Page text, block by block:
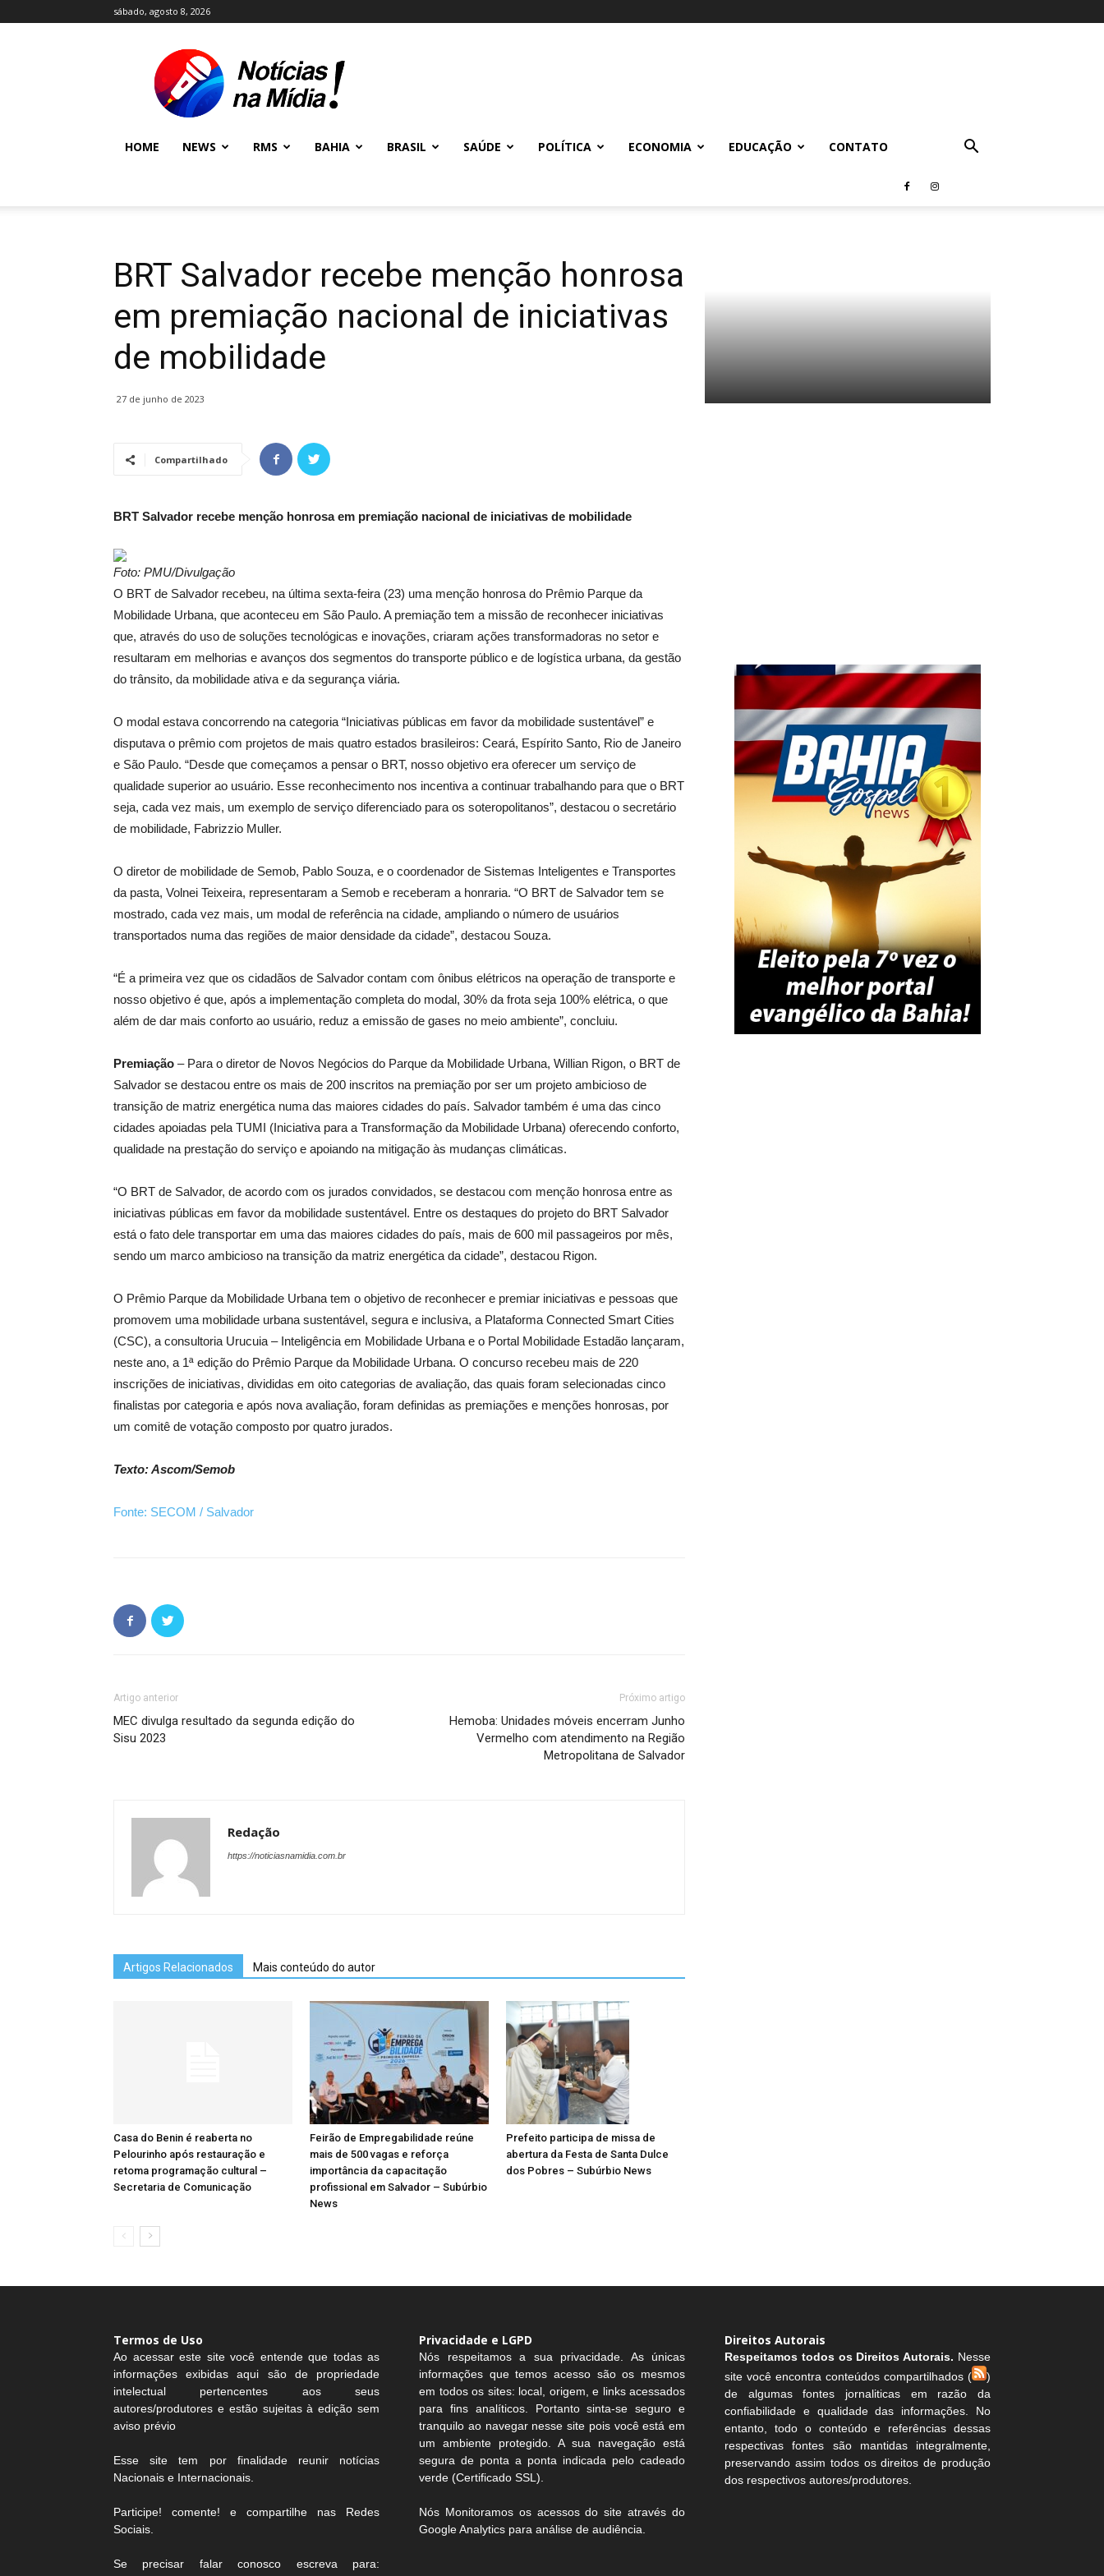
sábado, agosto 8, 2026
NOTÍCIAS
NA
MÍDIA
NEWS
HOME NEWS RMS BAHIA BRASIL SAÚDE POLÍTICA ECONOMIA EDUCAÇÃO CONTATO
BRT Salvador recebe menção honrosa
em premiação nacional de iniciativas
de mobilidade
27 de junho de 2023
Compartilhado
BRT Salvador recebe menção honrosa em premiação nacional de iniciativas de mobilidade
Foto: PMU/Divulgação
O BRT de Salvador recebeu, na última sexta-feira (23) uma menção honrosa do Prêmio Parque da
Mobilidade Urbana, que aconteceu em São Paulo. A premiação tem a missão de reconhecer iniciativas
que, através do uso de soluções tecnológicas e inovações, criaram ações transformadoras no setor e
resultaram em melhorias e avanços dos segmentos do transporte público e de logística urbana, da gestão
do trânsito, da mobilidade ativa e da segurança viária.
O modal estava concorrendo na categoria “Iniciativas públicas em favor da mobilidade sustentável” e
disputava o prêmio com projetos de mais quatro estados brasileiros: Ceará, Espírito Santo, Rio de Janeiro
e São Paulo. “Desde que começamos a pensar o BRT, nosso objetivo era oferecer um serviço de
qualidade superior ao usuário. Esse reconhecimento nos incentiva a continuar trabalhando para que o BRT
seja, cada vez mais, um exemplo de serviço diferenciado para os soteropolitanos”, destacou o secretário
de mobilidade, Fabrizzio Muller.
O diretor de mobilidade de Semob, Pablo Souza, e o coordenador de Sistemas Inteligentes e Transportes
da pasta, Volnei Teixeira, representaram a Semob e receberam a honraria. “O BRT de Salvador tem se
mostrado, cada vez mais, um modal de referência na cidade, ampliando o número de usuários
transportados numa das regiões de maior densidade da cidade”, destacou Souza.
“É a primeira vez que os cidadãos de Salvador contam com ônibus elétricos na operação de transporte e
nosso objetivo é que, após a implementação completa do modal, 30% da frota seja 100% elétrica, o que
além de dar mais conforto ao usuário, reduz a emissão de gases no meio ambiente”, concluiu.
Premiação – Para o diretor de Novos Negócios do Parque da Mobilidade Urbana, Willian Rigon, o BRT de
Salvador se destacou entre os mais de 200 inscritos na premiação por ser um projeto ambicioso de
transição de matriz energética numa das maiores cidades do país. Salvador também é uma das cinco
cidades apoiadas pela TUMI (Iniciativa para a Transformação da Mobilidade Urbana) oferecendo conforto,
qualidade na prestação do serviço e apoiando na mitigação às mudanças climáticas.
“O BRT de Salvador, de acordo com os jurados convidados, se destacou com menção honrosa entre as
iniciativas públicas em favor da mobilidade sustentável. Entre os destaques do projeto do BRT Salvador
está o fato dele transportar em uma das maiores cidades do país, mais de 600 mil passageiros por mês,
sendo um marco ambicioso na transição da matriz energética da cidade”, destacou Rigon.
O Prêmio Parque da Mobilidade Urbana tem o objetivo de reconhecer e premiar iniciativas e pessoas que
promovem uma mobilidade urbana sustentável, segura e inclusiva, a Plataforma Connected Smart Cities
(CSC), a consultoria Urucuia – Inteligência em Mobilidade Urbana e o Portal Mobilidade Estadão lançaram,
neste ano, a 1ª edição do Prêmio Parque da Mobilidade Urbana. O concurso recebeu mais de 220
inscrições de iniciativas, divididas em oito categorias de avaliação, das quais foram selecionadas cinco
finalistas por categoria e após nova avaliação, foram definidas as premiações e menções honrosas, por
um comitê de votação composto por quatro jurados.
Texto: Ascom/Semob
Fonte: SECOM / Salvador
Artigo anterior
MEC divulga resultado da segunda edição do
Sisu 2023
Próximo artigo
Hemoba: Unidades móveis encerram Junho
Vermelho com atendimento na Região
Metropolitana de Salvador
Redação
https://noticiasnamidia.com.br
Artigos Relacionados Mais conteúdo do autor
Casa do Benin é reaberta no
Pelourinho após restauração e
retoma programação cultural –
Secretaria de Comunicação
Feirão de Empregabilidade reúne
mais de 500 vagas e reforça
importância da capacitação
profissional em Salvador – Subúrbio
News
Prefeito participa de missa de
abertura da Festa de Santa Dulce
dos Pobres – Subúrbio News
Termos de Uso
Ao acessar este site você entende que todas as
informações exibidas aqui são de propriedade
intelectual pertencentes aos seus
autores/produtores e estão sujeitas à edição sem
aviso prévio
Esse site tem por finalidade reunir notícias
Nacionais e Internacionais.
Participe! comente! e compartilhe nas Redes
Sociais.
Se precisar falar conosco escreva para:
Privacidade e LGPD
Nós respeitamos a sua privacidade. As únicas
informações que temos acesso são os mesmos
em todos os sites: local, origem, e links acessados
para fins analíticos. Portanto sinta-se seguro e
tranquilo ao navegar nesse site pois você está em
um ambiente protegido. A sua navegação está
segura de ponta a ponta indicada pelo cadeado
verde (Certificado SSL).
Nós Monitoramos os acessos do site através do
Google Analytics para análise de audiência.
Direitos Autorais
Respeitamos todos os Direitos Autorais. Nesse
site você encontra conteúdos compartilhados (
)
de algumas fontes jornaliticas em razão da
confiabilidade e qualidade das informações. No
entanto, todo o conteúdo e referências dessas
respectivas fontes são mantidas integralmente,
preservando assim todos os direitos de produção
dos respectivos autores/produtores.